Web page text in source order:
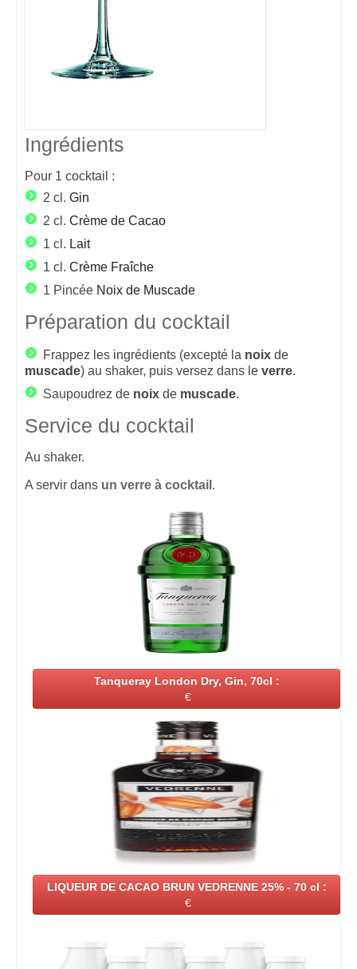
Ingrédients
Pour 1 cocktail :
2 cl. Gin
2 cl. Crème de Cacao
1 cl. Lait
1 cl. Crème Fraîche
1 Pincée Noix de Muscade
Préparation du cocktail
Frappez les ingrédients (excepté la noix de
muscade) au shaker, puis versez dans le verre.
Saupoudrez de noix de muscade.
Service du cocktail
Au shaker.
A servir dans un verre à cocktail .
Tanqueray London Dry, Gin, 70cl :
€
LIQUEUR DE CACAO BRUN VEDRENNE 25% - 70 cl :
€